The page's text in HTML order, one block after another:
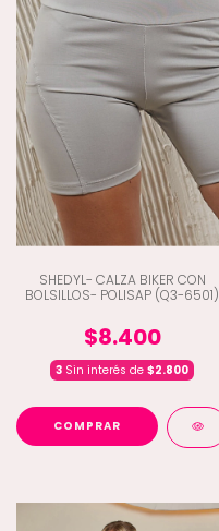
SHEDYL- CALZA BIKER CON
BOLSILLOS- POLISAP (Q3-6501)
$8.400
3 Sin interés de $2.800
COMPRAR